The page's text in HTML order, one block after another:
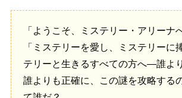
「ようこそ、ミステリー・アリーナ
「ミステリーを愛し、ミステリーに
テリーと生きるすべての方へ―誰よ
誰よりも正確に、この謎を攻略する